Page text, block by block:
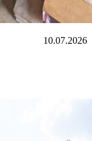
10.07.2026